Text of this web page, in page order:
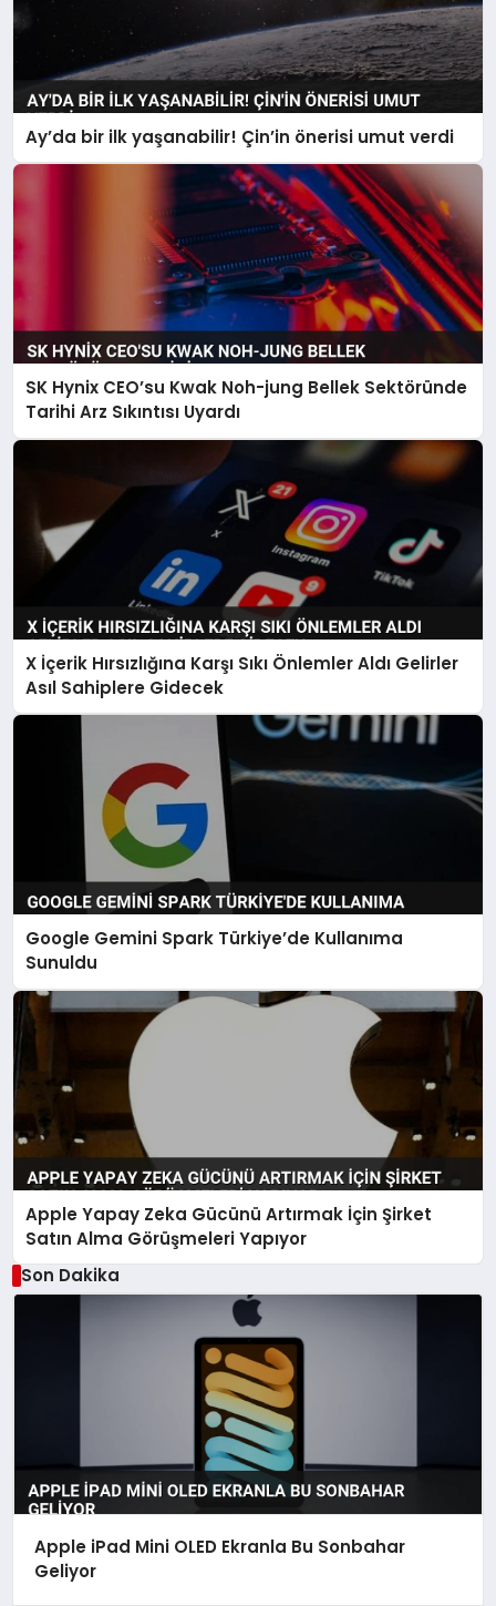
Ay’da bir ilk yaşanabilir! Çin’in önerisi umut verdi
SK Hynix CEO’su Kwak Noh-jung Bellek Sektöründe
Tarihi Arz Sıkıntısı Uyardı
X İçerik Hırsızlığına Karşı Sıkı Önlemler Aldı Gelirler
Asıl Sahiplere Gidecek
Google Gemini Spark Türkiye’de Kullanıma
Sunuldu
Apple Yapay Zeka Gücünü Artırmak İçin Şirket
Satın Alma Görüşmeleri Yapıyor
Son Dakika
Apple iPad Mini OLED Ekranla Bu Sonbahar
Geliyor